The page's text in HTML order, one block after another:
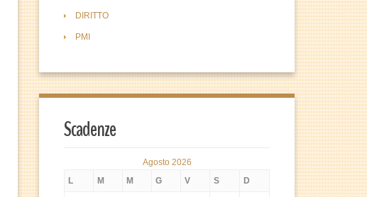
DIRITTO
PMI
Scadenze
Agosto 2026
L
M M G V S D